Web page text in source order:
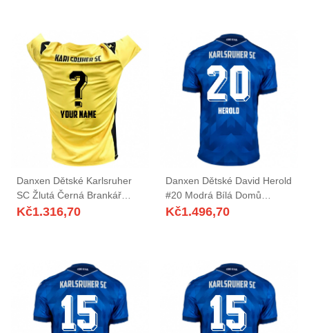
Danxen Dětské Karlsruher
SC Žlutá Černá Brankář
Dresy 2025/26 Dres
Kč1.316,70
Danxen Dětské David Herold
#20 Modrá Bílá Domů
Hráčské Dresy 2025/26 Dres
Kč1.496,70